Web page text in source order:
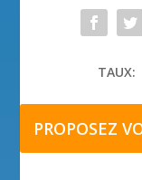
TAUX:
PROPOSEZ